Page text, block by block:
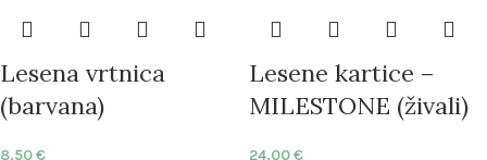
Lesena vrtnica
(barvana)
8,50€
Lesene kartice –
MILESTONE (živali)
24,00€